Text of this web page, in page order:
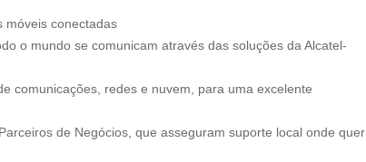
móveis conectadas
o mundo se comunicam através das soluções da Alcatel-
comunicações, redes e nuvem, para uma excelente
de Negócios, que asseguram suporte local onde quer